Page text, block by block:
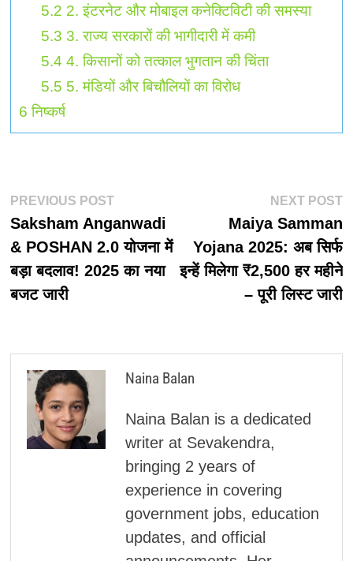
5.2 2. इंटरनेट और मोबाइल कनेक्टिविटी की समस्या
5.3 3. राज्य सरकारों की भागीदारी में कमी
5.4 4. किसानों को तत्काल भुगतान की चिंता
5.5 5. मंडियों और बिचौलियों का विरोध
6 निष्कर्ष
पोस्ट
नेविगेशन
PREVIOUS POSTPrevious
post:
Saksham Anganwadi
& POSHAN 2.0 योजना में
बड़ा बदलाव! 2025 का नया
बजट जारी
NEXT POST
Maiya Samman
Yojana 2025: अब सिर्फ
इन्हें मिलेगा ₹2,500 हर महीने
– पूरी लिस्ट जारी
Naina Balan
Naina Balan is a dedicated
writer at Sevakendra,
bringing 2 years of
experience in covering
government jobs, education
updates, and official